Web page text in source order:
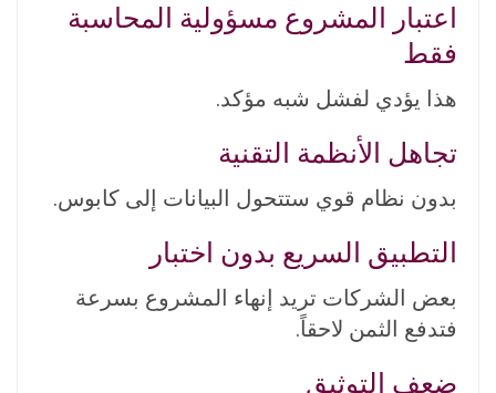
اعتبار المشروع مسؤولية المحاسبة
فقط
هذا يؤدي لفشل شبه مؤكد.
تجاهل الأنظمة التقنية
بدون نظام قوي ستتحول البيانات إلى كابوس.
التطبيق السريع بدون اختبار
بعض الشركات تريد إنهاء المشروع بسرعة
فتدفع الثمن لاحقاً.
ضعف التوثيق